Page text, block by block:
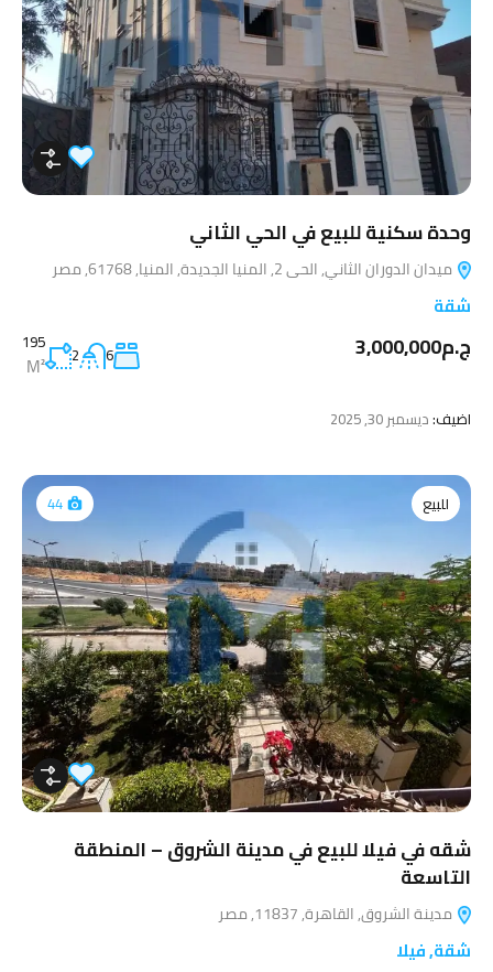
وحدة سكنية للبيع في الحي الثاني
ميدان الدوران الثاني, الحى 2, المنيا الجديدة, المنيا, 61768, مصر
شقة
ج.م3,000,000 6
2
195
M²
اضيف:ديسمبر 30, 2025
للبيع 44
شقه في فيلا للبيع في مدينة الشروق – المنطقة
التاسعة
مدينة الشروق, القاهرة, 11837, مصر
شقة,فيلا